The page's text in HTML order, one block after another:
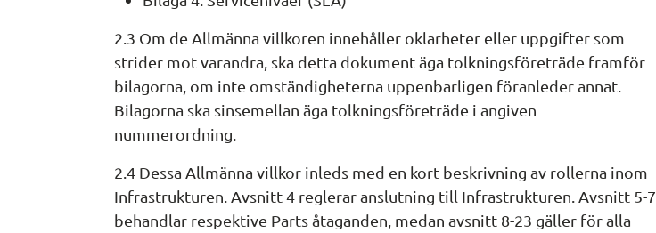
2.3 Om de Allmänna villkoren innehåller oklarheter eller uppgifter som
strider mot varandra, ska detta dokument äga tolkningsföreträde framför
bilagorna, om inte omständigheterna uppenbarligen föranleder annat.
Bilagorna ska sinsemellan äga tolkningsföreträde i angiven
nummerordning.
2.4 Dessa Allmänna villkor inleds med en kort beskrivning av rollerna inom
Infrastrukturen. Avsnitt 4 reglerar anslutning till Infrastrukturen. Avsnitt 5-7
behandlar respektive Parts åtaganden, medan avsnitt 8-23 gäller för alla